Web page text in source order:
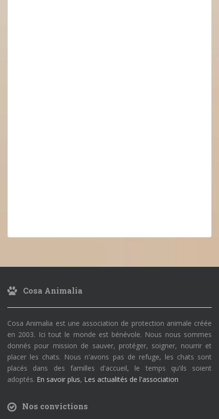
Cosa Animalia
Cosa Animalia est une association de protection animale créée
en 2003. Ici tout le monde est bénévole. Nous nous sommes
donnés pour mission de sauver, protéger, soigner, nourrir et
placer les chats. Nous n'avons pas de refuge, les chats sont
placés dans des familles d'accueil, le temps qu'ils soient
adoptés. En savoir plus, Les actualités de l'association
Nos convictions